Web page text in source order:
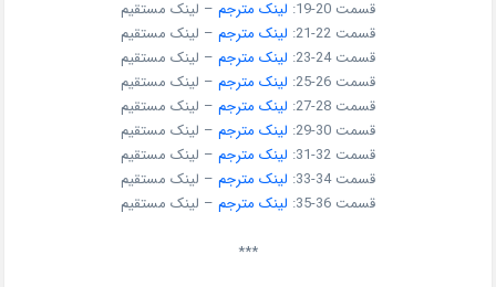
قسمت 20-19:
لینک مترجم – لینک مستقیم
قسمت 22-21:
لینک مترجم – لینک مستقیم
قسمت 24-23:
لینک مترجم – لینک مستقیم
قسمت 26-25:
لینک مترجم – لینک مستقیم
قسمت 28-27:
لینک مترجم – لینک مستقیم
قسمت 30-29:
لینک مترجم – لینک مستقیم
قسمت 32-31:
لینک مترجم – لینک مستقیم
قسمت 34-33:
لینک مترجم – لینک مستقیم
قسمت 36-35:
لینک مترجم – لینک مستقیم
***